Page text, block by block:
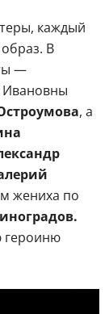
каждый
В
—
Ивановны
, а
жениха по
героиню